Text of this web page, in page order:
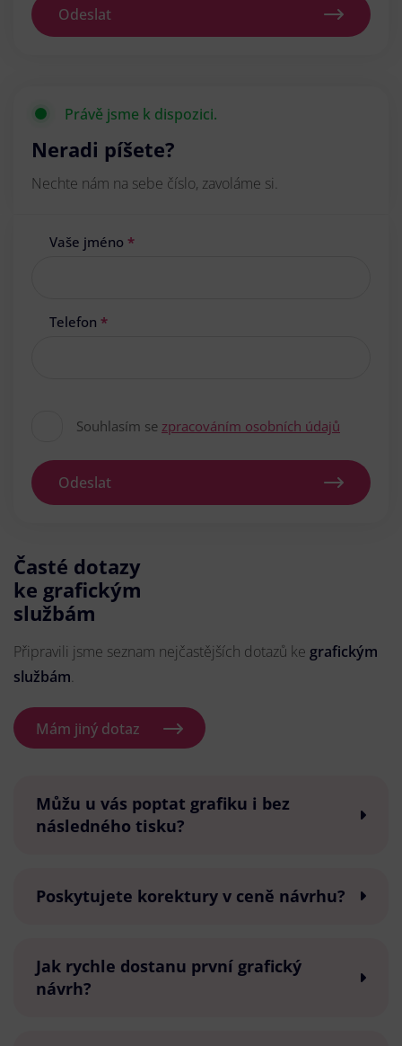
Odeslat
Právě jsme k dispozici.
Neradi píšete?
Nechte nám na sebe číslo, zavoláme si.
Vaše jméno *
Telefon *
Souhlasím se zpracováním osobních údajů
Odeslat
Časté dotazy
ke grafickým
službám
Připravili jsme seznam nejčastějších dotazů ke grafickým
službám.
Mám jiný dotaz
Můžu u vás poptat grafiku i bez
následného tisku?
Poskytujete korektury v ceně návrhu?
Jak rychle dostanu první grafický
návrh?